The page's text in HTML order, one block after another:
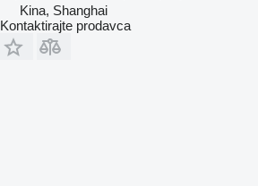
Kina, Shanghai
Kontaktirajte prodavca